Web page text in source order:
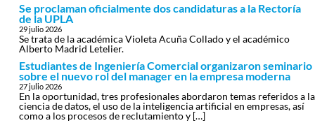
Se proclaman oficialmente dos candidaturas a la Rectoría
de la UPLA
29 julio 2026
Se trata de la académica Violeta Acuña Collado y el académico
Alberto Madrid Letelier.
Estudiantes de Ingeniería Comercial organizaron seminario
sobre el nuevo rol del manager en la empresa moderna
27 julio 2026
En la oportunidad, tres profesionales abordaron temas referidos a la
ciencia de datos, el uso de la inteligencia artificial en empresas, así
como a los procesos de reclutamiento y […]